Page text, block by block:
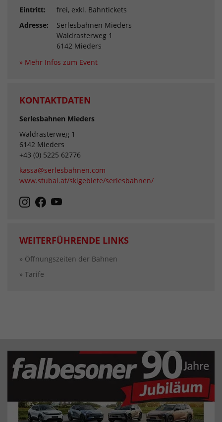
Eintritt:
frei, exkl. Bahntickets
Adresse:
Serlesbahnen Mieders
Waldrasterweg 1
6142 Mieders
» Mehr Infos zum Event
KONTAKTDATEN
Serlesbahnen Mieders
Waldrasterweg 1
6142 Mieders
+43 (0) 5225 62776
kassa@serlesbahnen.com
www.stubai.at/skigebiete/serlesbahnen/
WEITERFÜHRENDE LINKS
» Öffnungszeiten der Bahnen
» Tarife